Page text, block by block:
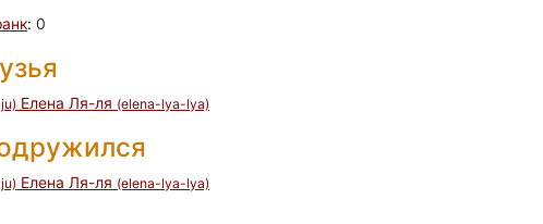
: 0
Елена Ля-ля (elena-lya-lya)
Елена Ля-ля (elena-lya-lya)